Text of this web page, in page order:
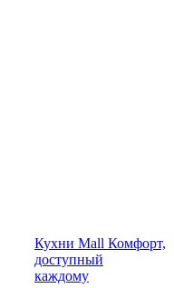
Кухни Mall Комфорт,
доступный
каждому